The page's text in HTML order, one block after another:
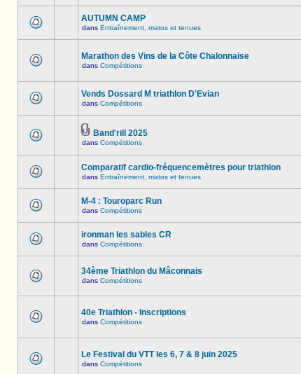
AUTUMN CAMP
dans Entraînement, matos et tenues
Marathon des Vins de la Côte Chalonnaise
dans Compétitions
Vends Dossard M triathlon D'Evian
dans Compétitions
Band'rill 2025
dans Compétitions
Comparatif cardio-fréquencemètres pour triathlon
dans Entraînement, matos et tenues
M-4 : Touroparc Run
dans Compétitions
ironman les sables CR
dans Compétitions
34ème Triathlon du Mâconnais
dans Compétitions
40e Triathlon - Inscriptions
dans Compétitions
Le Festival du VTT les 6, 7 & 8 juin 2025
dans Compétitions